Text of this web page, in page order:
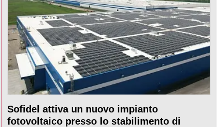
Sofidel attiva un nuovo impianto
fotovoltaico presso lo stabilimento di